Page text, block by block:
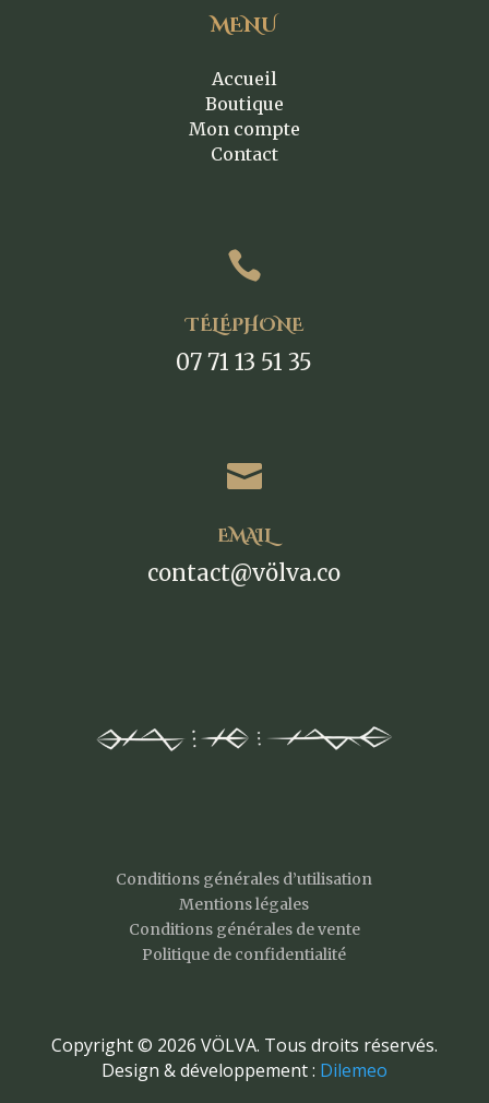
MENU
Accueil
Boutique
Mon compte
Contact

TÉLÉPHONE
07 71 13 51 35

EMAIL
contact@völva.co
Conditions générales d’utilisation
Mentions légales
Conditions générales de vente
Politique de confidentialité
Copyright © 2026 VÖLVA. Tous droits réservés.
Design & développement : Dilemeo